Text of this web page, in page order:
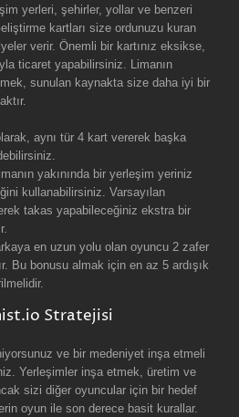
yerleri, şehirler, yollar ve benzeri
kartları size ordunuzu kuran
verir. Önemli bir kartınız eksikse,
ticaret yapabilirsiniz. Limanın
sunulan kaynakta size daha iyi bir
aynı tür 4 kart vererek başka
edebilirsiniz.
yakınında bir yerleşim yeriniz
kullanabilirsiniz. Varsayılan
takas yapabileceğiniz ekstra bir
en uzun yolu olan oyuncu 2 zafer
Bu bonusu almak için en az 5 ardışık
Stratejisi
ve bir medeniyet inşa etmeli
Yerleşimler inşa etmek, üretim ve
sizi diğer oyuncular için bir hedef
oyun ile son derece basit kurallar.